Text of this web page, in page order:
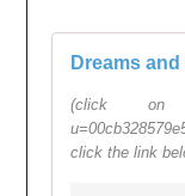
Dreams
(click on
click the link